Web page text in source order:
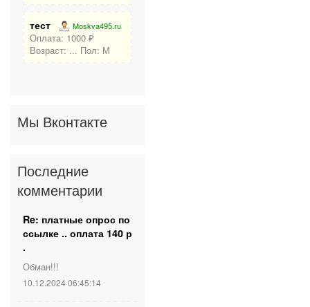
тест Moskva495.ru
Оплата: 1000 ₽
Возраст: ... Пол: М
Мы Вконтакте
Последние
комментарии
Re: платные опрос по
ссылке .. оплата 140 р
.
Обман!!!
10.12.2024 06:45:14